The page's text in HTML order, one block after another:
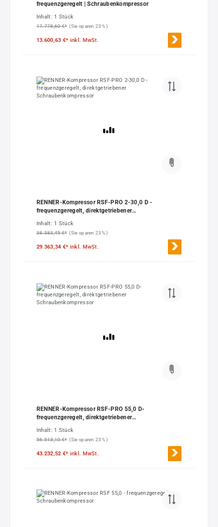
frequenzgeregelt | Schraubenkompressor
Inhalt: 1 Stück
17.778,60 €* (Sie sparen 23% )
13.600,63 €* inkl. MwSt.
RENNER-Kompressor RSF-PRO 2-30,0 D -
frequenzgeregelt, direktgetriebener
Inhalt: 1 Stück
38.383,45 €* (Sie sparen 23% )
29.363,34 €* inkl. MwSt.
RENNER-Kompressor RSF-PRO 55,0 D-
frequenzgeregelt, direktgetriebener
Inhalt: 1 Stück
56.513,10 €* (Sie sparen 23% )
43.232,52 €* inkl. MwSt.